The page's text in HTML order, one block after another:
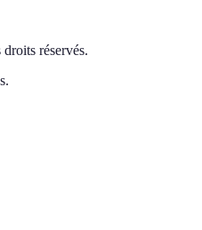
droits réservés.